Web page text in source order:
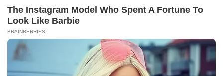
Home Tentang Kontak Redaksi Pedoman Media Siber
©2026 Prosesnews.id. All Rights Reserved.